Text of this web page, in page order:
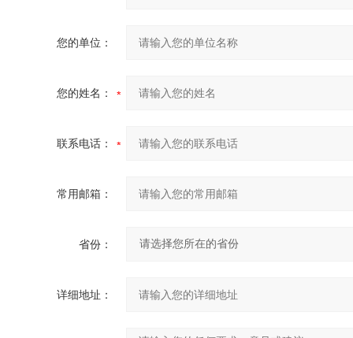
您的单位：
您的姓名：
联系电话：
常用邮箱：
省份：
详细地址：